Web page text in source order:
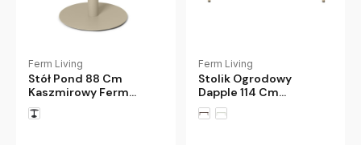
Ferm Living
Stół Pond 88 Cm
Kaszmirowy Ferm
Living
Ferm Living
Stolik Ogrodowy
Dapple 114 Cm
Kaszmirowy Ferm
Living